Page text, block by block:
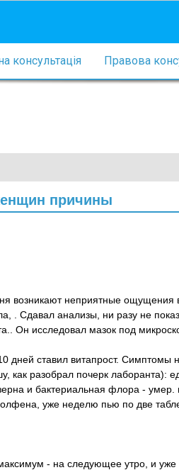
консультація Правова
причины
возникают неприятные ощущения
. Сдавал анализы, ни разу не
Он исследовал мазок под
дней ставил витапрост. Симптомы
как разобрал почерк лаборанта):
и бактериальная флора - умер.
уже неделю пью по две
- на следующее утро, и уже